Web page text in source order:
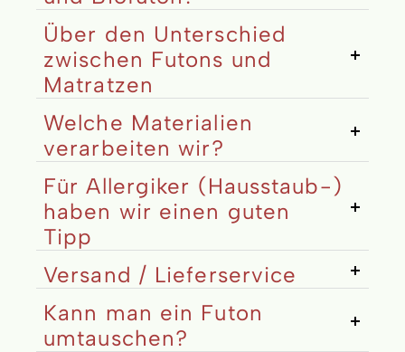
Über den Unterschied
zwischen Futons und
Matratzen
Welche Materialien
verarbeiten wir?
Für Allergiker (Hausstaub-)
haben wir einen guten
Tipp
Versand / Lieferservice
Kann man ein Futon
umtauschen?